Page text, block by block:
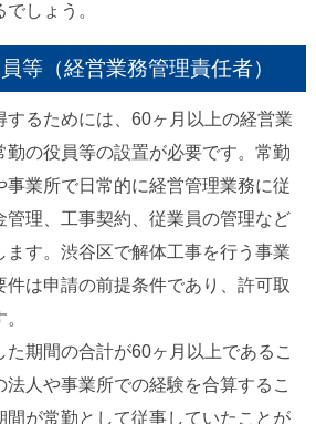
しょう。
等（経営業務管理責任者）
するためには、60ヶ月以上の経営業
勤の役員等の設置が必要です。常勤
業所で日常的に経営管理業務に従
管理、工事契約、従業員の管理など
ます。渋谷区で解体工事を行う事業
は申請の前提条件であり、許可取
期間の合計が60ヶ月以上であるこ
法人や事業所での経験を合算するこ
間が常勤として従事していたことが